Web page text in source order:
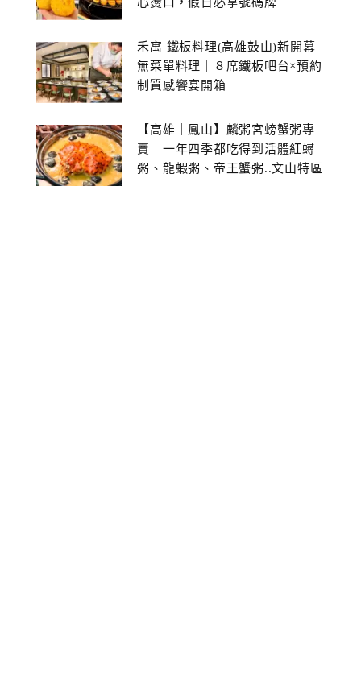
禾寓 鐵板料理(高雄鼓山)新開幕
無菜單料理｜８席鐵板吧台×預約
制質感饗宴開箱
【高雄｜鳳山】麟粥宮螃蟹粥專
賣｜一年四季都吃得到活體紅蟳
粥、龍蝦粥、帝王蟹粥..文山特區